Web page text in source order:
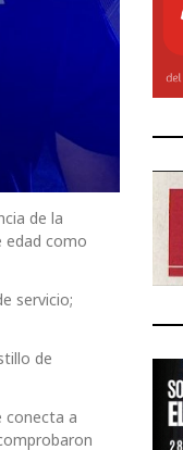
de la
edad como
servicio;
de
conecta a